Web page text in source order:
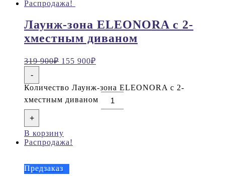
Распродажа!
Лаунж-зона ELEONORA с 2-
хместным диваном
319 900₽ 155 900₽
-
Количество Лаунж-зона ELEONORA с 2-
хместным диваном
+
В корзину
Распродажа!
Предзаказ